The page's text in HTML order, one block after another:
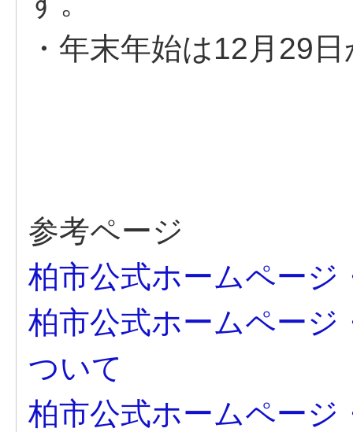
・年末年始は12月29
参考ページ
柏市公式ホームページ
柏市公式ホームペー
ついて
柏市公式ホームページ